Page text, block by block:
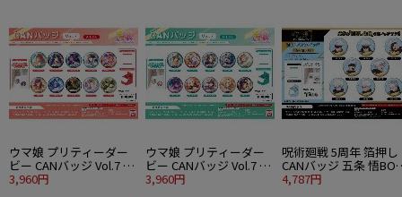
ウマ娘 プリティーダー
ビー CANバッジ Vol.7 A
BOX 10個入り1BOX
3,960円
ウマ娘 プリティーダー
ビー CANバッジ Vol.7 B
BOX 10個入り1BOX
3,960円
呪術廻戦 5周年 箔押し
CANバッジ 五条 悟BOX
個入り1BOX
4,787円